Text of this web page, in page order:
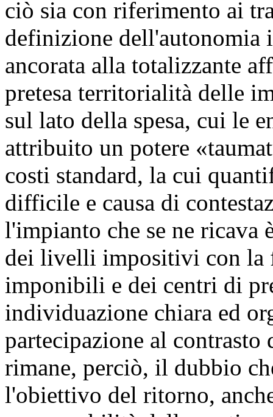
ciò sia con riferimento ai
definizione
ancorata alla totalizzante
pretesa territorialità delle
sul lato della spesa, cui le
attribuito un potere
costi standard, la cui
difficile e causa di
l'impianto che se ne
dei livelli impositivi con la
imponibili e dei centri di
individuazione chiara ed
partecipazione al contrasto
rimane, perciò, il dubbio
l'obiettivo del ritorno,